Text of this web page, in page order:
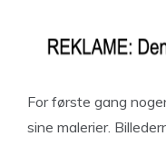
For første gang
sine malerier.